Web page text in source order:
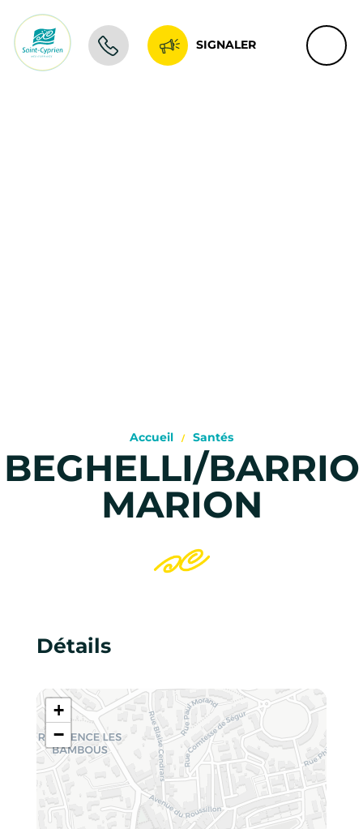
SIGNALER
Accueil Santés
BEGHELLI/BARRIO
MARION
Détails
+
−